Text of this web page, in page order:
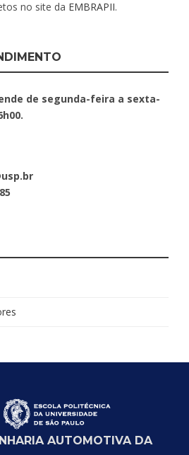
no site da EMBRAPII.
de segunda-feira a sexta-
AUTOMOTIVA DA